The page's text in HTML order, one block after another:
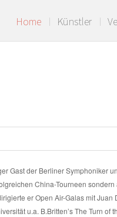
Home Künstler
Gast der Berliner Symphoniker
China-Tourneen
er Open Air-Galas mit
u.a. B.Britten’s The Turn of